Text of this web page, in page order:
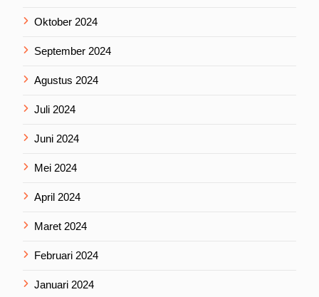
Oktober 2024
September 2024
Agustus 2024
Juli 2024
Juni 2024
Mei 2024
April 2024
Maret 2024
Februari 2024
Januari 2024